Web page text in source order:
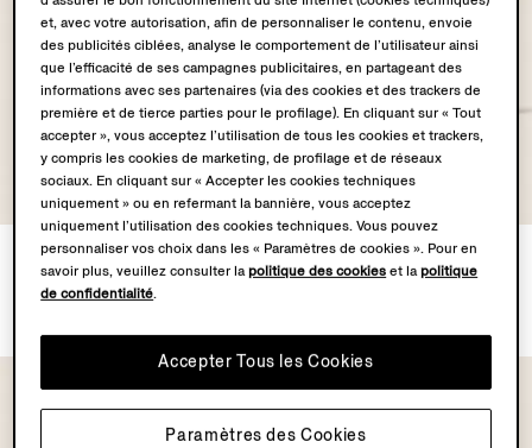
Pochette en SECONDSKIN
Marron Foncé
$1490.00
Pochette SECONDSKIN
Marron Foncé
et, avec votre autorisation, afin de personnaliser le contenu, envoie
des publicités ciblées, analyse le comportement de l’utilisateur ainsi
que l’efficacité de ses campagnes publicitaires, en partageant des
informations avec ses partenaires (via des cookies et des trackers de
première et de tierce parties pour le profilage). En cliquant sur « Tout
accepter », vous acceptez l’utilisation de tous les cookies et trackers,
y compris les cookies de marketing, de profilage et de réseaux
sociaux. En cliquant sur « Accepter les cookies techniques
uniquement » ou en refermant la bannière, vous acceptez
uniquement l’utilisation des cookies techniques. Vous pouvez
personnaliser vos choix dans les « Paramètres de cookies ». Pour en
savoir plus, veuillez consulter lapolitique des cookies et lapolitique
de confidentialité.
Accepter Tous les Cookies
Paramètres des Cookies